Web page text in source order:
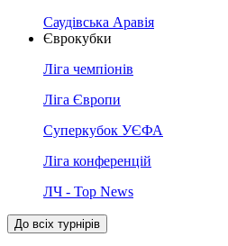
Саудівська Аравія
Єврокубки
Ліга чемпіонів
Ліга Європи
Суперкубок УЄФА
Ліга конференцій
ЛЧ - Top News
До всіх турнірів